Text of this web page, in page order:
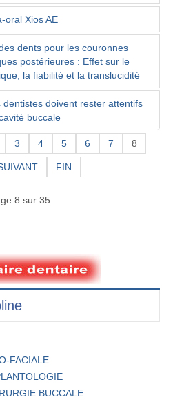
oral Xios AE
dents pour les couronnes
postérieures : Effet sur le
la fiabilité et la translucidité
dentistes doivent rester attentifs
buccale
3 4 5 6 7 8
FIN
8 sur 35
FACIALE
BUCCALE